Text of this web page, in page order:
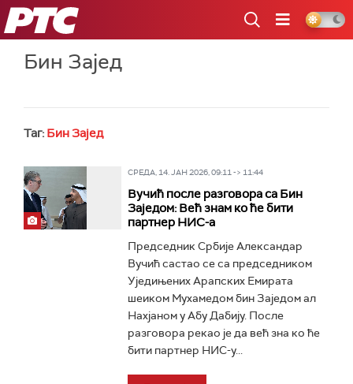
РТС
Бин Зајед
Таг: Бин Зајед
СРЕДА, 14. ЈАН 2026, 09:11 -> 11:44
Вучић после разговора са Бин
Заједом: Већ знам ко ће бити
партнер НИС-а
Председник Србије Александар
Вучић састао се са председником
Уједињених Арапских Емирата
шеиком Мухамедом бин Заједом ал
Нахјаном у Абу Дабију. После
разговора рекао је да већ зна ко ће
бити партнер НИС-у...